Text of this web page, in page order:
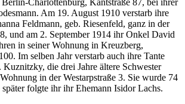
Charlottenburg, Kantstraße 87, bei ihrer
Am 19. August 1910 verstarb ihre
Feldmann, geb. Riesenfeld, ganz in der
und am 2. September 1914 ihr Onkel David
in seiner Wohnung in Kreuzberg,
Im selben Jahr verstarb auch ihre Tante
die drei Jahre ältere Schwester
in der Westarpstraße 3. Sie wurde 74
folgte ihr ihr Ehemann Isidor Lachs.